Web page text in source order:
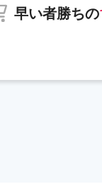
早い者勝ちの